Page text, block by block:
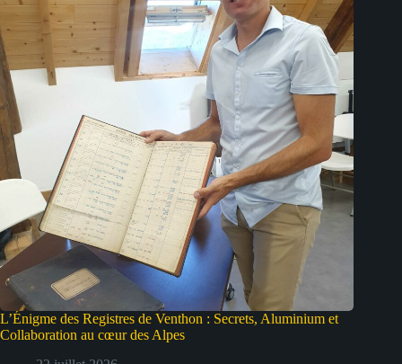
L’Énigme des Registres de Venthon : Secrets, Aluminium et
Collaboration au cœur des Alpes